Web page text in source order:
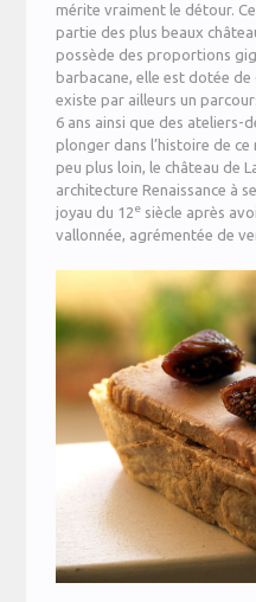
mérite vraiment le détour.
partie des plus beaux
possède des proportions
barbacane, elle est dotée de
existe par ailleurs un
6 ans ainsi que des ateliers-
plonger dans l’histoire de
peu plus loin, le château de
architecture Renaissance à
joyau du 12e siècle après
vallonnée, agrémentée de